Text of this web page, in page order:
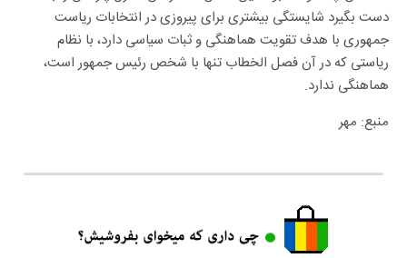
دست بگیرد شایستگی بیشتری برای پیروزی در انتخابات ریاست
جمهوری با هدف تقویت هماهنگی و ثبات سیاسی دارد، با نظام
ریاستی که در آن فصل الخطاب تنها با شخص رئیس جمهور است،
هماهنگی ندارد.
منبع: مهر